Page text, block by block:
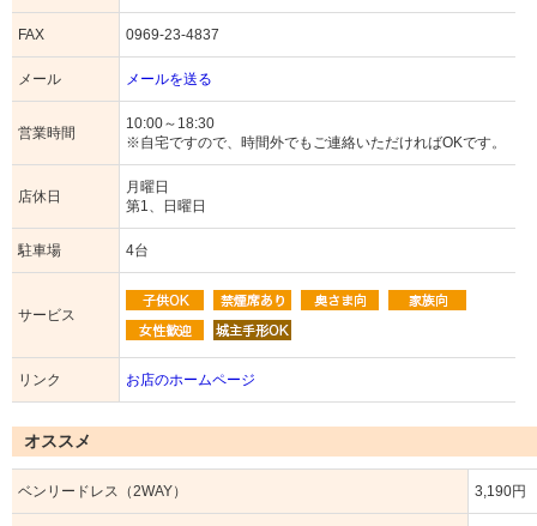
FAX 0969-23-4837
メール メールを送る
営業時間
10:00～18:30
※自宅ですので、時間外でもご連絡いただければOKです。
店休日
月曜日
第1、日曜日
駐車場 4台
サービス
リンク お店のホームページ
オススメ
ベンリードレス（2WAY） 3,190円